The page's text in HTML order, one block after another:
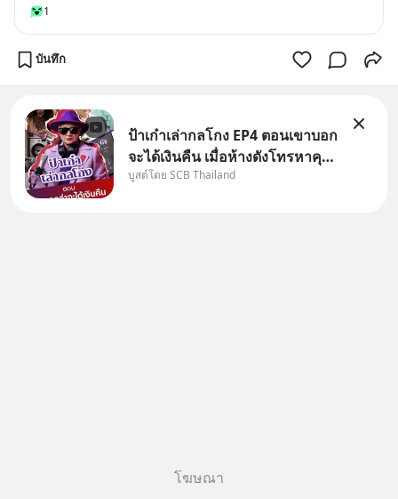
1
บันทึก
ป้าเก๋าเล่ากลโกง EP4 ตอนเขาบอก
จะได้เงินคืน เมื่อห้างดังโทรหาคุณ
วิยะดา แจ้งเรื่องเคลมสินค้าแล้ว
บูสต์โดย SCB Thailand
โฆษณา